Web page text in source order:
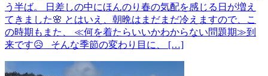
う半ば。 日差しの中にほんのり春の気配を感じる日が増え
てきました🌸 とはいえ、朝晩はまだまだ冷えますので、こ
の時期もまた、 ≪何を着たらいいかわからない問題期≫到
来です😥 そんな季節の変わり目に、 […]